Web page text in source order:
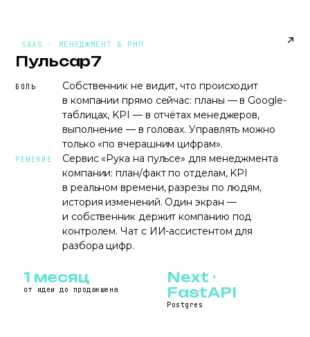
PULSAR7.RU
SAAS · МЕНЕДЖМЕНТ & РНП
Пульсар7
БОЛЬ
Собственник не видит, что происходит
в компании прямо сейчас: планы — в Google-
таблицах, KPI — в отчётах менеджеров,
выполнение — в головах. Управлять можно
только «по вчерашним цифрам».
РЕШЕНИЕ
Сервис «Рука на пульсе» для менеджмента
компании: план/факт по отделам, KPI
в реальном времени, разрезы по людям,
история изменений. Один экран —
и собственник держит компанию под
контролем. Чат с ИИ-ассистентом для
разбора цифр.
1 месяц
от идеи до продакшена
Next ·
FastAPI
Postgres